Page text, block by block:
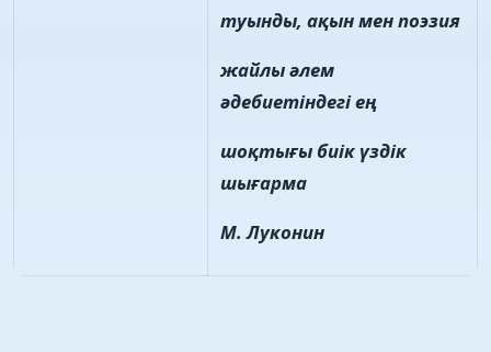
туынды, ақын мен поэзия
жайлы әлем
әдебиетіндегі ең
шоқтығы биік үздік
шығарма
М. Луконин